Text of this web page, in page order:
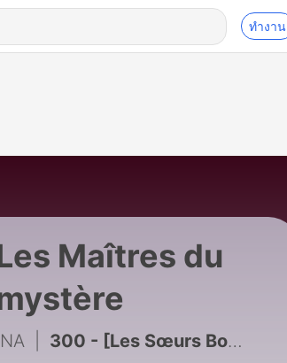
ทำงาน
Maîtres du
300 - [Les Sœurs Bodin] - Cadavre sur canapé